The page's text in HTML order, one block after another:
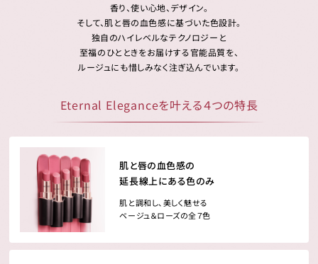
香り、使い心地、デザイン。
そして、肌と唇の血色感に基づいた色設計。
独自のハイレベルなテクノロジーと
至福のひとときをお届けする官能品質を、
ルージュにも惜しみなく注ぎ込んでいます。
Eternal Eleganceを叶える４つの特長
肌と唇の血色感の
延長線上にある色のみ
肌と調和し、美しく魅せる
ベージュ＆ローズの全７色